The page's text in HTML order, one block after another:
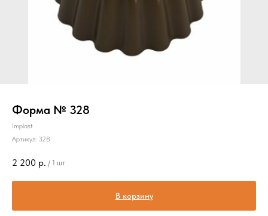
Форма № 328
Implast
Артикул: 328
2 200 р. / 1 шт
В корзину